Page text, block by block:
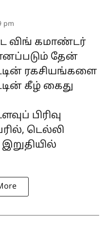
pm
விங் கமாண்டர்
தேன்
ரகசியங்களை
கீழ் கைது
பிரிவு
டெல்லி